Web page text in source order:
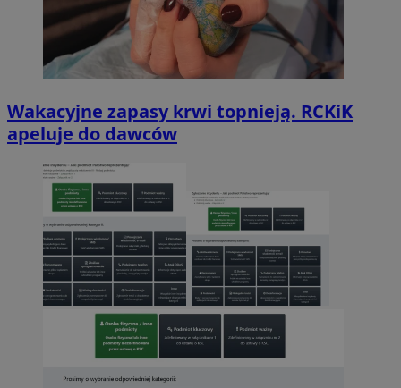
Wakacyjne zapasy krwi topnieją. RCKiK
apeluje do dawców